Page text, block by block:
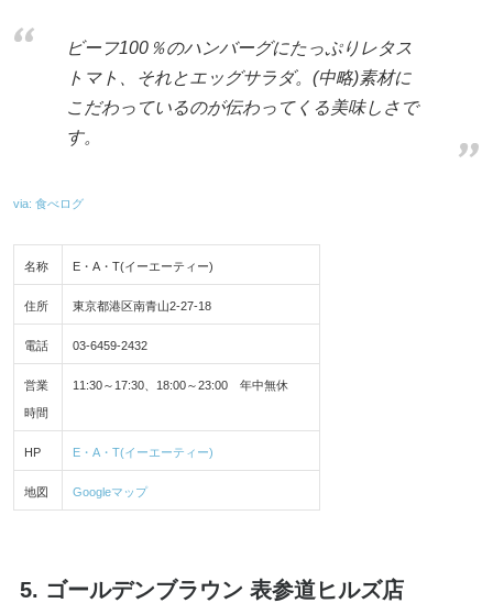
ビーフ100％のハンバーグにたっぷりレタス
トマト、それとエッグサラダ。(中略)素材に
こだわっているのが伝わってくる美味しさで
す。
via: 食べログ
名称 E・A・T(イーエーティー)
住所 東京都港区南青山2-27-18
電話 03-6459-2432
営業
時間
11:30～17:30、18:00～23:00 年中無休
HP E・A・T(イーエーティー)
地図 Googleマップ
5. ゴールデンブラウン 表参道ヒルズ店